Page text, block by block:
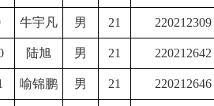
牛宇凡 男 21 220212309
陆旭 男 21 220212642
喻锦鹏 男 21 220212646